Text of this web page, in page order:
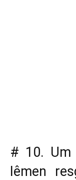
# 10. Um
Iêmen